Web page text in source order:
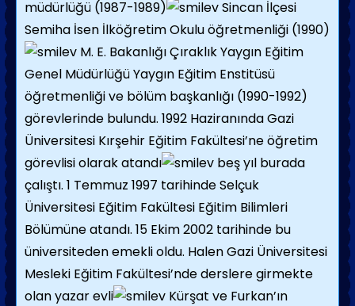
müdürlüğü (1987-1989)
Sincan İlçesi
Semiha İsen İlköğretim Okulu öğretmenliği (1990)
M. E. Bakanlığı Çıraklık Yaygın Eğitim
Genel Müdürlüğü Yaygın Eğitim Enstitüsü
öğretmenliği ve bölüm başkanlığı (1990-1992)
görevlerinde bulundu. 1992 Haziranında Gazi
Üniversitesi Kırşehir Eğitim Fakültesi’ne öğretim
görevlisi olarak atandı
beş yıl burada
çalıştı. 1 Temmuz 1997 tarihinde Selçuk
Üniversitesi Eğitim Fakültesi Eğitim Bilimleri
Bölümüne atandı. 15 Ekim 2002 tarihinde bu
üniversiteden emekli oldu. Halen Gazi Üniversitesi
Mesleki Eğitim Fakültesi’nde derslere girmekte
olan yazar evli
Kürşat ve Furkan’ın